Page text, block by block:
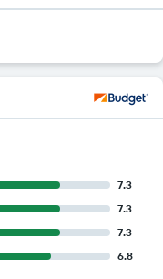
7.3
7.3
7.3
6.8